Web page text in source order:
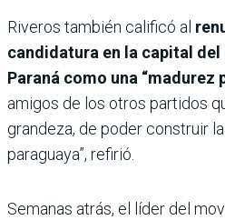
Riveros también calificó al
candidatura en la capital
Paraná como una “madurez
amigos de los otros partidos
grandeza, de poder construir
paraguaya”, refirió.
Semanas atrás, el líder del